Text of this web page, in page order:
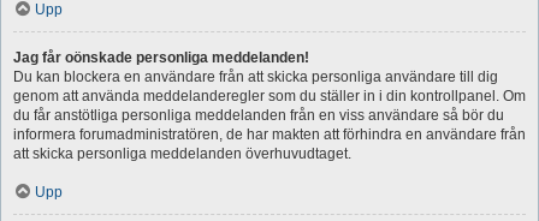
Upp
Jag får oönskade personliga meddelanden!
Du kan blockera en användare från att skicka personliga användare till dig
genom att använda meddelanderegler som du ställer in i din kontrollpanel. Om
du får anstötliga personliga meddelanden från en viss användare så bör du
informera forumadministratören, de har makten att förhindra en användare från
att skicka personliga meddelanden överhuvudtaget.
Upp